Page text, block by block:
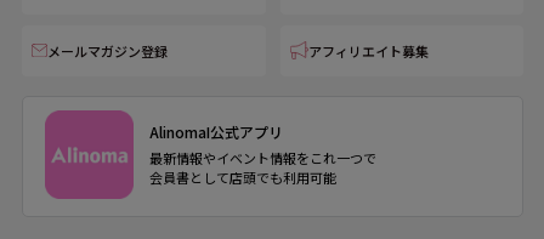
メールマガジン登録 アフィリエイト募集
AlinomaI公式アプリ
最新情報やイベント情報をこれ一つで
会員書として店頭でも利用可能